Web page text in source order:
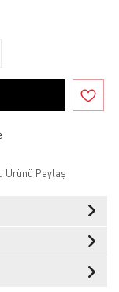
Ürünü Paylaş